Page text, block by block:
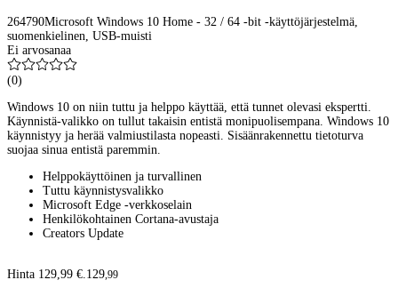
264790Microsoft Windows 10 Home - 32 / 64 -bit -käyttöjärjestelmä,
suomenkielinen, USB-muisti
Ei arvosanaa
(0)
Windows 10 on niin tuttu ja helppo käyttää, että tunnet olevasi ekspertti.
Käynnistä-valikko on tullut takaisin entistä monipuolisempana. Windows 10
käynnistyy ja herää valmiustilasta nopeasti. Sisäänrakennettu tietoturva
suojaa sinua entistä paremmin.
Helppokäyttöinen ja turvallinen
Tuttu käynnistysvalikko
Microsoft Edge -verkkoselain
Henkilökohtainen Cortana-avustaja
Creators Update
Hinta 129,99 €. 129,99